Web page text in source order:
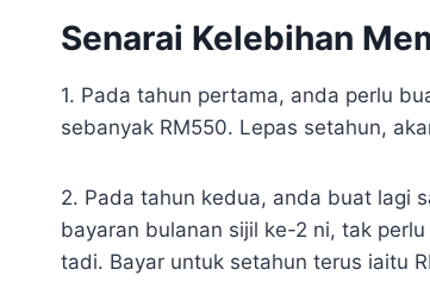
Senarai Kelebihan
1. Pada tahun pertama, anda perlu
sebanyak RM550. Lepas setahun,
2. Pada tahun kedua, anda buat lagi
bayaran bulanan sijil ke-2 ni, tak
tadi. Bayar untuk setahun terus iaitu